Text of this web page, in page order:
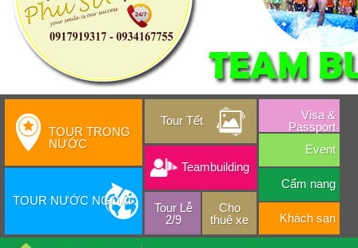
TOUR TRONG
NƯỚC
TOUR NƯỚC NGOÀI
Tour Tết
Teambuilding
Tour Lễ
2/9
Cho
thuê xe
Visa &
Passport
Event
Cẩm nang
Khách sạn